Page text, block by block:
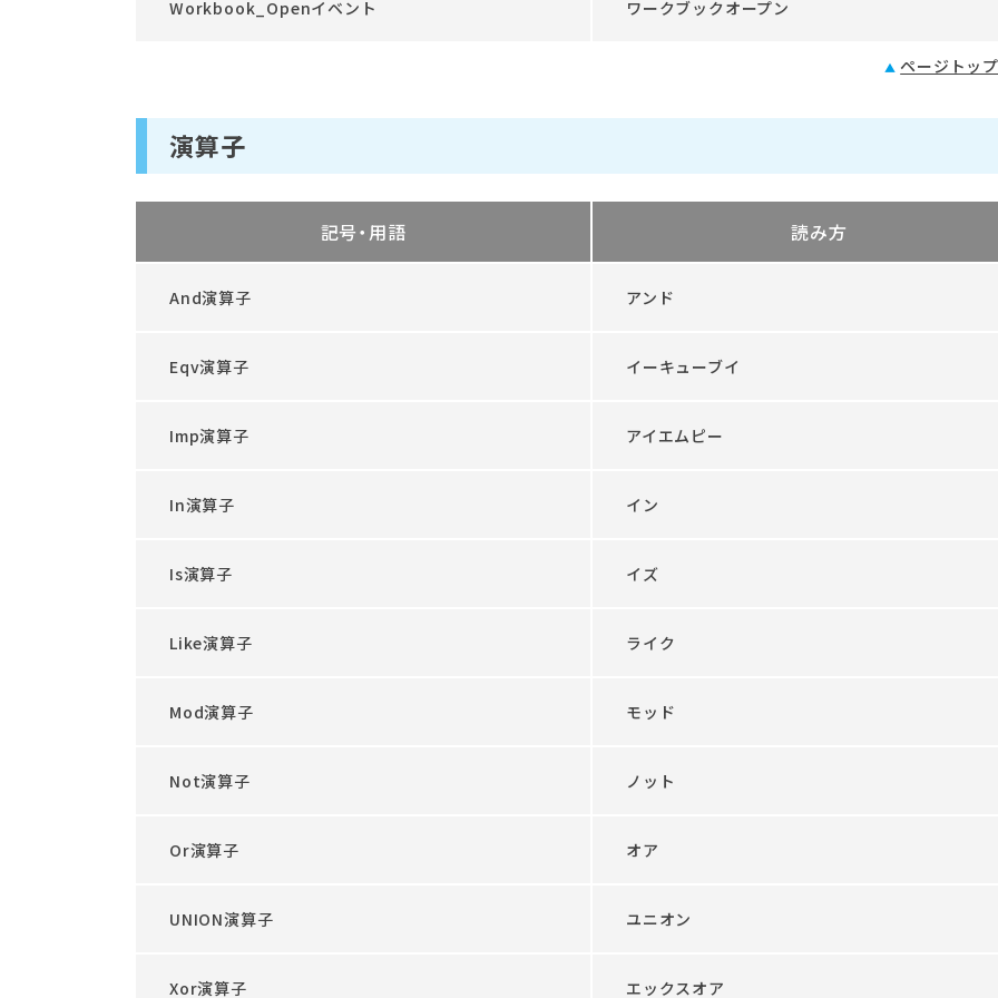
Workbook_Openイベント ワークブックオープン
ページトッ
演算子
記号・用語 読み方
And演算子 アンド
Eqv演算子 イーキューブイ
Imp演算子 アイエムピー
In演算子 イン
Is演算子 イズ
Like演算子 ライク
Mod演算子 モッド
Not演算子 ノット
Or演算子 オア
UNION演算子 ユニオン
Xor演算子 エックスオア